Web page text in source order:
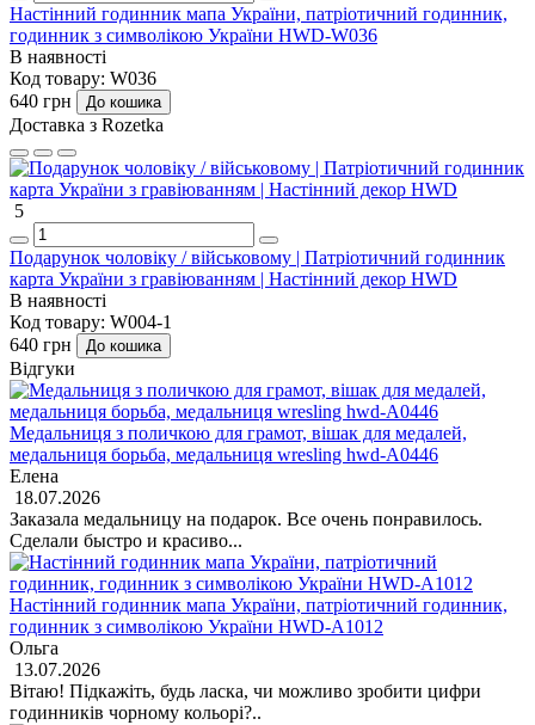
Настінний годинник мапа України, патріотичний годинник,
годинник з символікою України HWD-W036
В наявності
Код товару: W036
640 грн
До кошика
Доставка з Rozetka
5
Подарунок чоловіку / військовому | Патріотичний годинник
карта України з гравіюванням | Настінний декор HWD
В наявності
Код товару: W004-1
640 грн
До кошика
Відгуки
Медальниця з поличкою для грамот, вішак для медалей,
медальниця борьба, медальниця wresling hwd-А0446
Елена
18.07.2026
Заказала медальницу на подарок. Все очень понравилось.
Сделали быстро и красиво...
Настінний годинник мапа України, патріотичний годинник,
годинник з символікою України HWD-A1012
Ольга
13.07.2026
Вітаю! Підкажіть, будь ласка, чи можливо зробити цифри
годинників чорному кольорі?..